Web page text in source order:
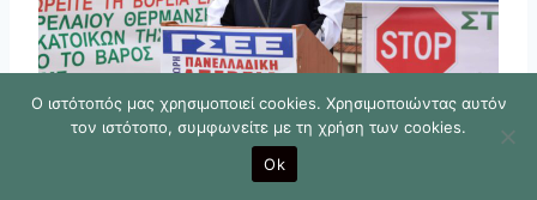
Ο ιστότοπός μας χρησιμοποιεί cookies. Χρησιμοποιώντας αυτόν
τον ιστότοπο, συμφωνείτε με τη χρήση των cookies.
Ok